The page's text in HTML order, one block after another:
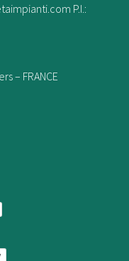
P.I.:
– FRANCE